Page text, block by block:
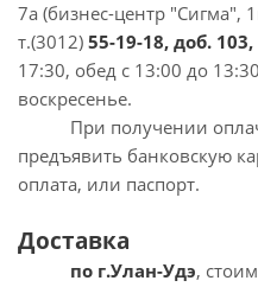
7а (бизнес-центр "Сигма",
т.(3012) 55-19-18, доб. 103,
17:30, обед с 13:00 до
воскресенье.
При получении
предъявить банковскую
оплата, или паспорт.
Доставка
по г.Улан-Удэ,